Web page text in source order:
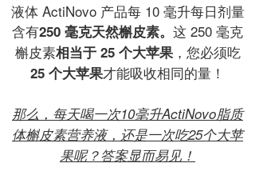
液体 ActiNovo 产品每 10 毫升每日剂量
含有250 毫克天然槲皮素。 这 250 毫克
槲皮素相当于 25 个大苹果，您必须吃
25 个大苹果才能吸收相同的量！
那么，每天喝一次10毫升ActiNovo脂质
体槲皮素营养液，还是一次吃25个大苹
果呢？答案显而易见！